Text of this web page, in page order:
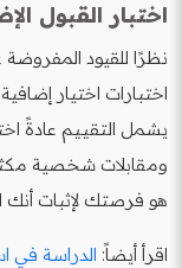
اختبار القبول
نظرًا للقيود
اختبارات اختيار
يشمل التقييم عادةً
ومقابلات شخصية
هو فرصتك لإثبات أنك
اقرأ أيضاً: الدراسة في